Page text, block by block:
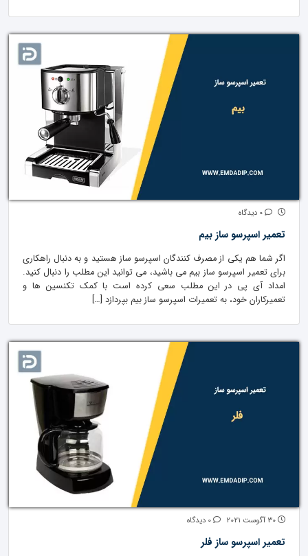
تعمیر اسپرسو ساز بیم
اگر شما هم یکی از مصرف کنندگان اسپرسو ساز هستید و به دنبال راهکاری
برای تعمیر اسپرسو ساز بیم می باشید، می توانید این مطلب را دنبال کنید.
امداد آی پی در این مطلب سعی کرده است با کمک تکنسین ها و
تعمیرکاران خود، به تعمیرات اسپرسو ساز بیم بپردازد […]
تعمیر اسپرسو ساز فلر